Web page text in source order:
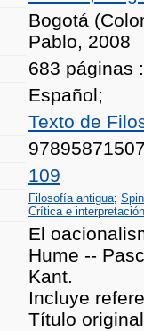
Bogotá
Pablo, 2008
683 páginas
Español;
Texto de
109
Filosofía antigua;
Crítica e interpretación
El
Hume --
Kant.
Incluye
Título